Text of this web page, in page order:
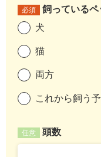
必須
飼っているペ
犬
猫
両方
これから飼う
任意 頭数